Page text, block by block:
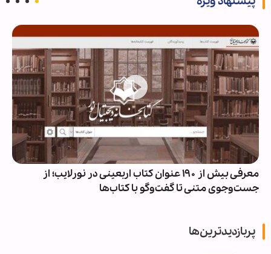
معرفی بیش از ۱۹۰ عنوان کتاب اربعینی در نورلایب؛ از
جست‌وجوی متنی تا گفت‌وگو با کتاب‌ها
پربازدیدترین‌ها